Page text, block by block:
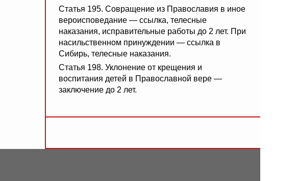
Статья 195. Совращение из Православия в иное
вероисповедание — ссылка, телесные
наказания, исправительные работы до 2 лет. При
насильственном принуждении — ссылка в
Сибирь, телесные наказания.
Статья 198. Уклонение от крещения и
воспитания детей в Православной вере —
заключение до 2 лет.